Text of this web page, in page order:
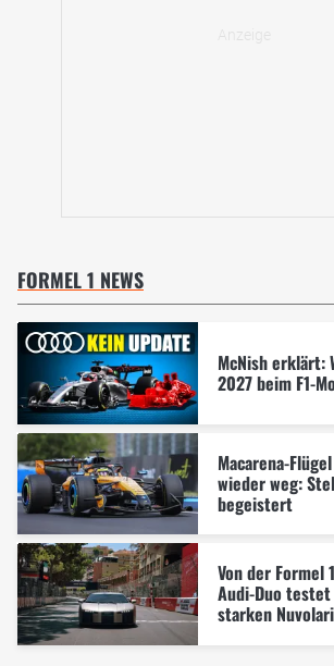
FORMEL 1 NEWS
McNish erklärt:
2027 beim F1-
Macarena-
wieder weg:
begeistert
Von der Formel
Audi-Duo testet
starken